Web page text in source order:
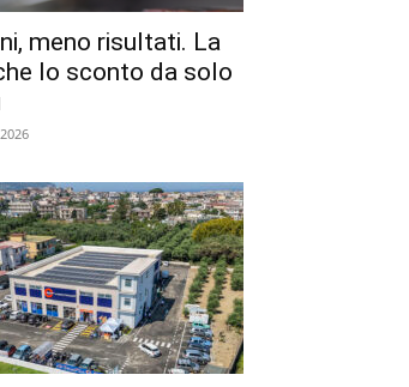
meno risultati. La
lo sconto da solo